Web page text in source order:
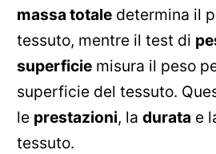
massa totale determina il
tessuto, mentre il test di
superficie misura il peso
superficie del tessuto.
le prestazioni, ladurata e
tessuto.